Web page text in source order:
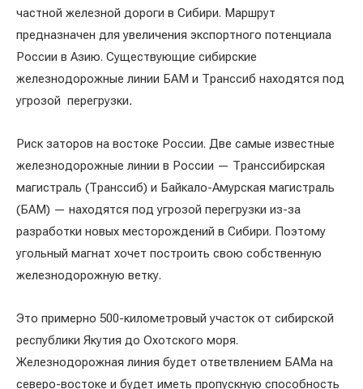
частной железной дороги в Сибири. Маршрут
предназначен для увеличения экспортного потенциала
России в Азию. Существующие сибирские
железнодорожные линии БАМ и Транссиб находятся под
угрозой перегрузки.
Риск заторов на востоке России. Две самые известные
железнодорожные линии в России — Транссибирская
магистраль (Транссиб) и Байкало-Амурская магистраль
(БАМ) — находятся под угрозой перегрузки из-за
разработки новых месторождений в Сибири. Поэтому
угольный магнат хочет построить свою собственную
железнодорожную ветку.
Это примерно 500-километровый участок от сибирской
республики Якутия до Охотского моря.
Железнодорожная линия будет ответвлением БАМа на
северо-востоке и будет иметь пропускную способность